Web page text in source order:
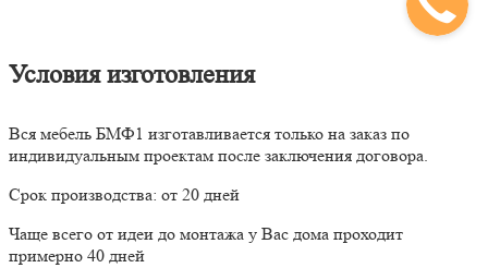
Условия изготовления
Вся мебель БМФ1 изготавливается только на заказ по
индивидуальным проектам после заключения договора.
Срок производства: от 20 дней
Чаще всего от идеи до монтажа у Вас дома проходит
примерно 40 дней